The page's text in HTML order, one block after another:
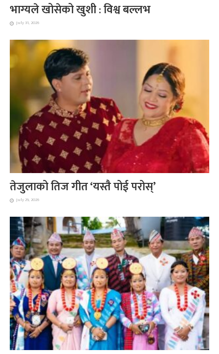
भाग्यले खोसेको खुशी : विश्व बल्लभ
July 31, 2026
तेजुलाको तिज गीत ‘यस्तै पोई परोस्’
July 29, 2026